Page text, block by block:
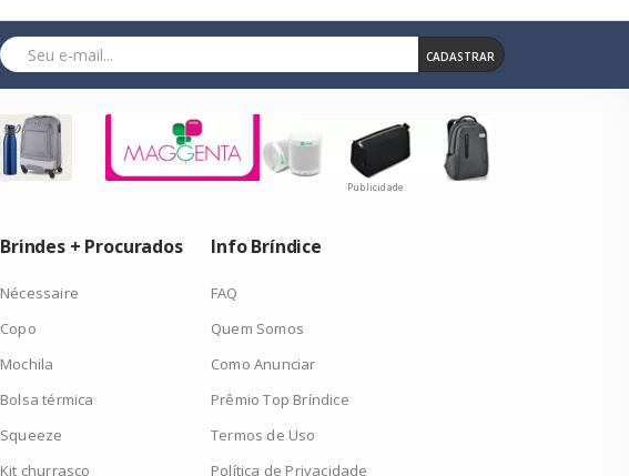
CADASTRAR
Publicidade
Brindes + Procurados
Nécessaire
Copo
Mochila
Bolsa térmica
Squeeze
Kit churrasco
Info Bríndice
FAQ
Quem Somos
Como Anunciar
Prêmio Top Bríndice
Termos de Uso
Política de Privacidade